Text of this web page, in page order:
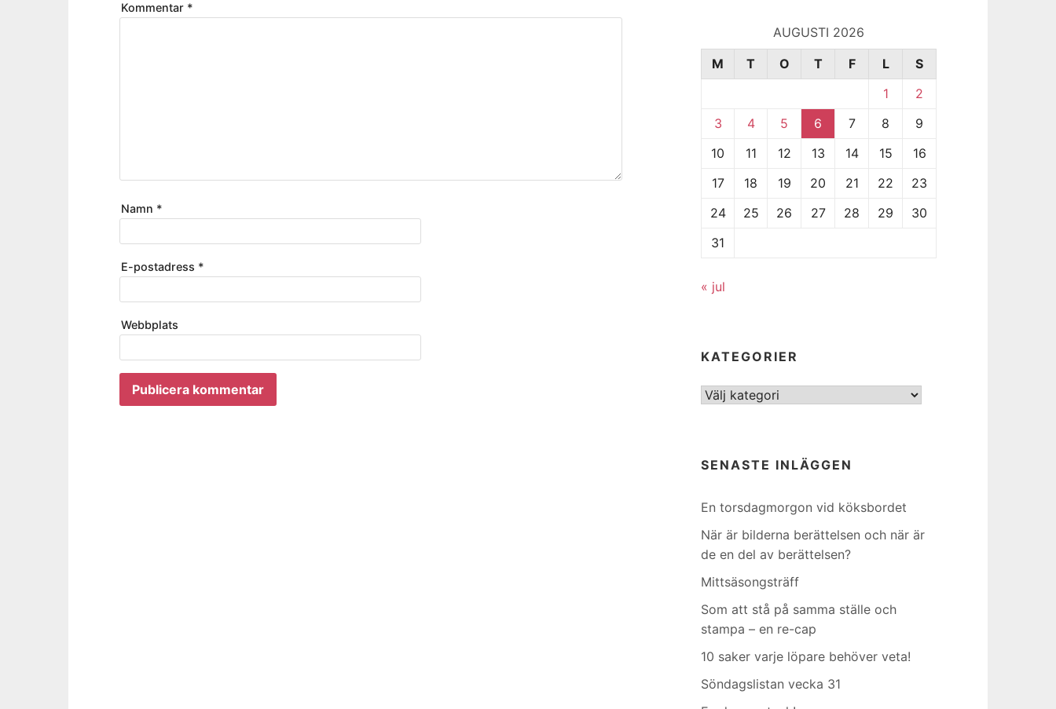
Kommentar *
Namn *
E-postadress *
Webbplats
AUGUSTI 2026
M
T O T F L
S
1
2
3
4 5 6 7 8
9
10
11 12 13 14 15
16
17
18 19 20 21 22
23
24
25 26 27 28 29
30
31
« jul
KATEGORIER
Kategorier
SENASTE INLÄGGEN
En torsdagmorgon vid köksbordet
När är bilderna berättelsen och när är
de en del av berättelsen?
Mittsäsongsträff
Som att stå på samma ställe och
stampa – en re-cap
10 saker varje löpare behöver veta!
Söndagslistan vecka 31